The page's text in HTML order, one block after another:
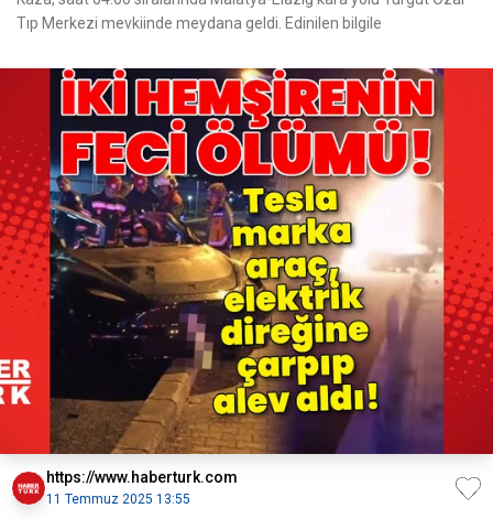
Tıp Merkezi mevkiinde meydana geldi. Edinilen bilgile
https://www.haberturk.com
11 Temmuz 2025 13:55